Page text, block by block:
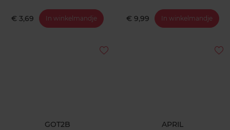
€ 3,69 In winkelmandje € 9,99 In winkelmandje
GOT2B APRIL